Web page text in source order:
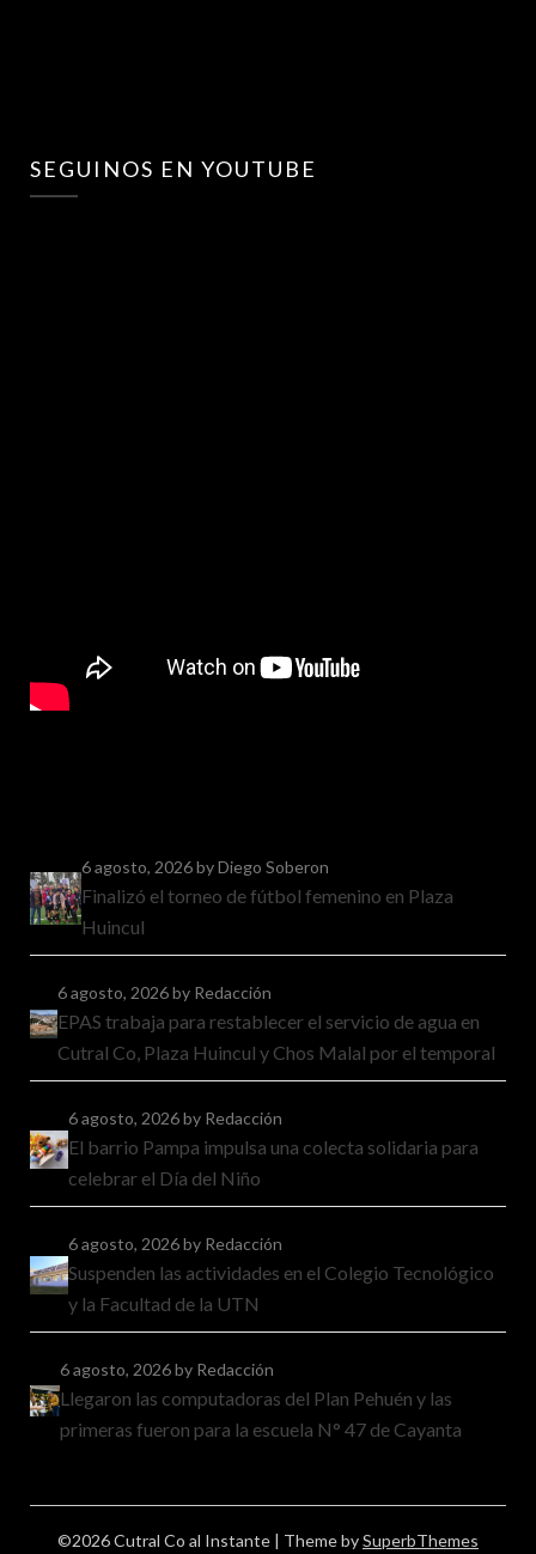
SEGUINOS EN YOUTUBE
6 agosto, 2026by Diego Soberon
Finalizó el torneo de fútbol femenino en Plaza
Huincul
6 agosto, 2026by Redacción
EPAS trabaja para restablecer el servicio de agua en
Cutral Co, Plaza Huincul y Chos Malal por el temporal
6 agosto, 2026by Redacción
El barrio Pampa impulsa una colecta solidaria para
celebrar el Día del Niño
6 agosto, 2026by Redacción
Suspenden las actividades en el Colegio Tecnológico
y la Facultad de la UTN
6 agosto, 2026by Redacción
Llegaron las computadoras del Plan Pehuén y las
primeras fueron para la escuela N° 47 de Cayanta
©2026 Cutral Co al Instante | Theme bySuperbThemes